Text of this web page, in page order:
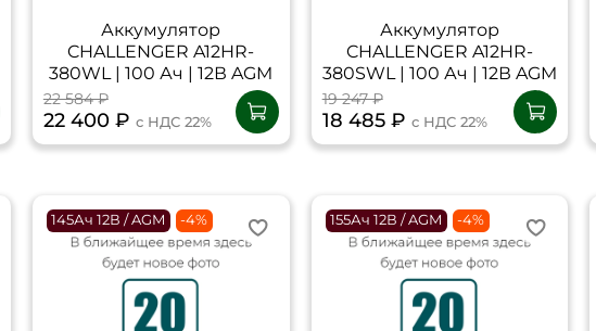
Аккумулятор
CHALLENGER A12HR-
380WL | 100 Ач | 12В AGM
22 584 ₽
22 400 ₽ с НДС 22%
Аккумулятор
CHALLENGER A12HR-
380SWL | 100 Ач | 12В AGM
19 247 ₽
18 485 ₽ с НДС 22%
145Ач 12В / AGM -4% 155Ач 12В / AGM -4%